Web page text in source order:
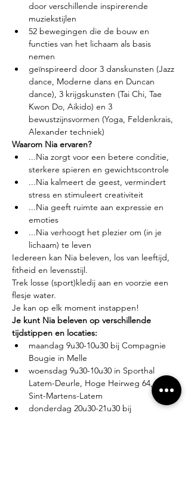
door verschillende inspirerende
muziekstijlen
52 bewegingen die de bouw en
functies van het lichaam als basis
nemen
geïnspireerd door 3 danskunsten (Jazz
dance, Moderne dans en Duncan
dance), 3 krijgskunsten (Tai Chi, Tae
Kwon Do, Aikido) en 3
bewustzijnsvormen (Yoga, Feldenkrais,
Alexander techniek)
Waarom Nia ervaren?
...Nia zorgt voor een betere conditie,
sterkere spieren en gewichtscontrole
...Nia kalmeert de geest, vermindert
stress en stimuleert creativiteit
...Nia geeft ruimte aan expressie en
emoties
...Nia verhoogt het plezier om (in je
lichaam) te leven
Iedereen kan Nia beleven, los van leeftijd,
fitheid en levensstijl.
Trek losse (sport)kledij aan en voorzie een
flesje water.
Je kan op elk moment instappen!
Je kunt Nia beleven op verschillende
tijdstippen en locaties:
maandag 9u30-10u30 bij Compagnie
Bougie in Melle
woensdag 9u30-10u30 in Sporthal
Latem-Deurle, Hoge Heirweg 64, 9830
Sint-Martens-Latem
donderdag 20u30-21u30 bij